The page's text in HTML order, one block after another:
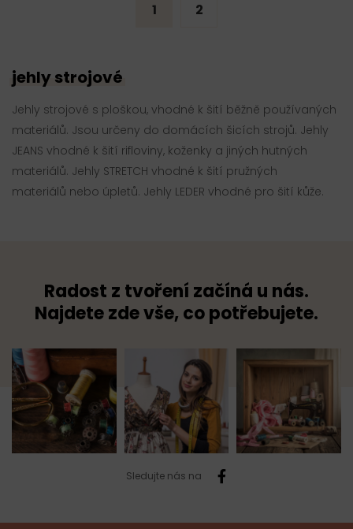
1 2
jehly strojové
Jehly strojové s ploškou, vhodné k šití běžně používaných
materiálů. Jsou určeny do domácích šicích strojů. Jehly
JEANS vhodné k šití rifloviny, koženky a jiných hutných
materiálů. Jehly STRETCH vhodné k šití pružných
materiálů nebo úpletů. Jehly LEDER vhodné pro šití kůže.
Radost z tvoření začíná u nás.
Najdete zde vše, co potřebujete.
Sledujte nás na